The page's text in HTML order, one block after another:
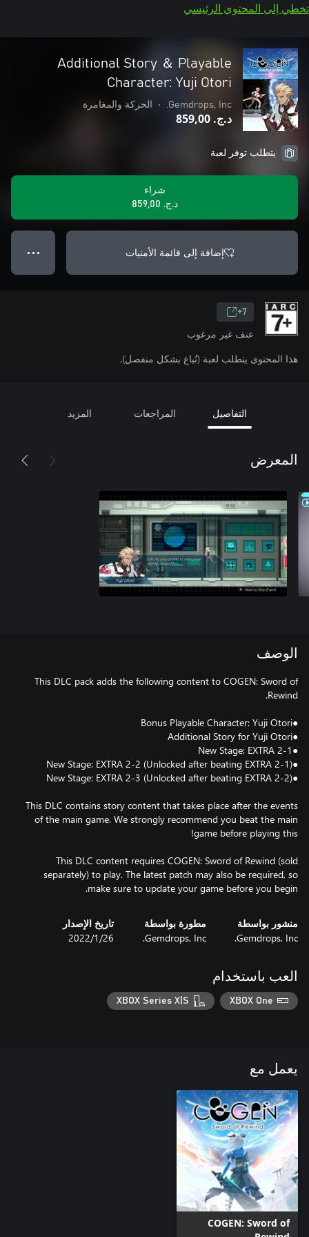
تخطي إلى المحتوى الرئيسي
Additional Story ＆ Playable
Character: Yuji Otori
Gemdrops, Inc.
• الحركة والمغامرة
د.ج.‏ 859,00
يتطلب توفر لعبة
شراء
د.ج.‏ 859,00
إضافة إلى قائمة الأمنيات ● ● ●
7+
عنف غير مرغوب
هذا المحتوى يتطلب لعبة (تُباع بشكل منفصل).
التفاصيل المراجعات المزيد
المعرض
الوصف
This DLC pack adds the following content to COGEN: Sword of
This DLC contains story content that takes place after the events
of the main game. We strongly recommend you beat the main
This DLC content requires COGEN: Sword of Rewind (sold
separately) to play. The latest patch may also be required, so
make sure to update your game before you begin.
منشور بواسطة
Gemdrops, Inc.
مطورة بواسطة
Gemdrops, Inc.
تاريخ الإصدار
26‏/1‏/2022
العب باستخدام
XBOX One
XBOX Series X|S
يعمل مع
COGEN: Sword of